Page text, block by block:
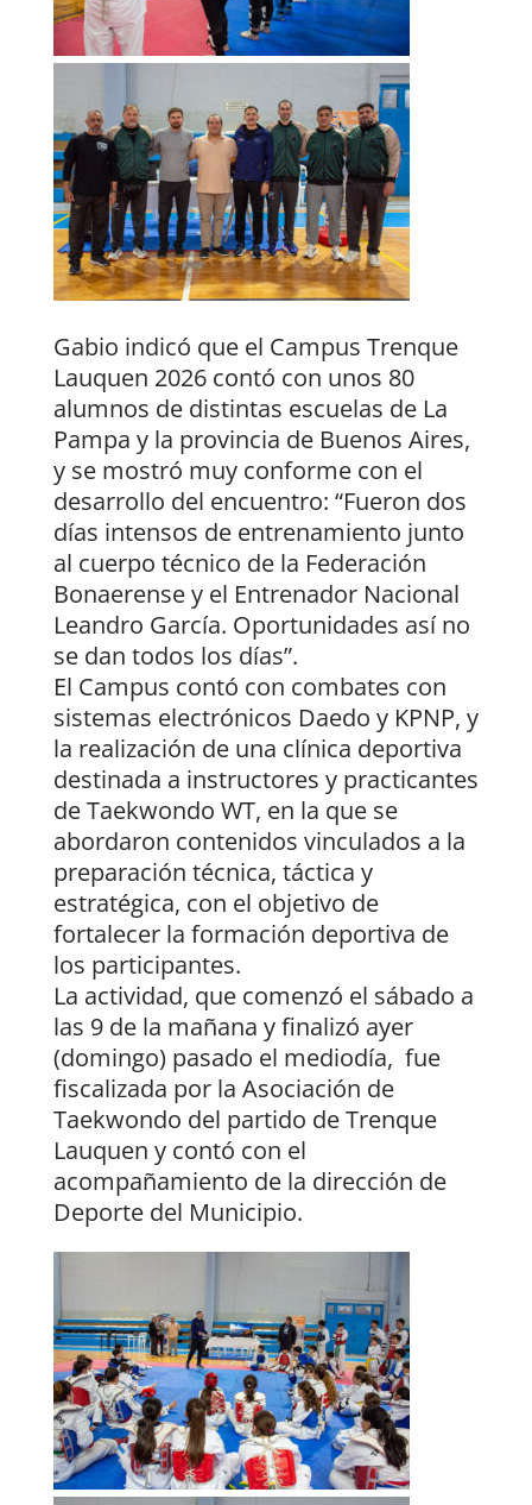
Gabio indicó que el Campus Trenque
Lauquen 2026 contó con unos 80
alumnos de distintas escuelas de La
Pampa y la provincia de Buenos Aires,
y se mostró muy conforme con el
desarrollo del encuentro: “Fueron dos
días intensos de entrenamiento junto
al cuerpo técnico de la Federación
Bonaerense y el Entrenador Nacional
Leandro García. Oportunidades así no
se dan todos los días”.
El Campus contó con combates con
sistemas electrónicos Daedo y KPNP, y
la realización de una clínica deportiva
destinada a instructores y practicantes
de Taekwondo WT, en la que se
abordaron contenidos vinculados a la
preparación técnica, táctica y
estratégica, con el objetivo de
fortalecer la formación deportiva de
los participantes.
La actividad, que comenzó el sábado a
las 9 de la mañana y finalizó ayer
(domingo) pasado el mediodía, fue
fiscalizada por la Asociación de
Taekwondo del partido de Trenque
Lauquen y contó con el
acompañamiento de la dirección de
Deporte del Municipio.